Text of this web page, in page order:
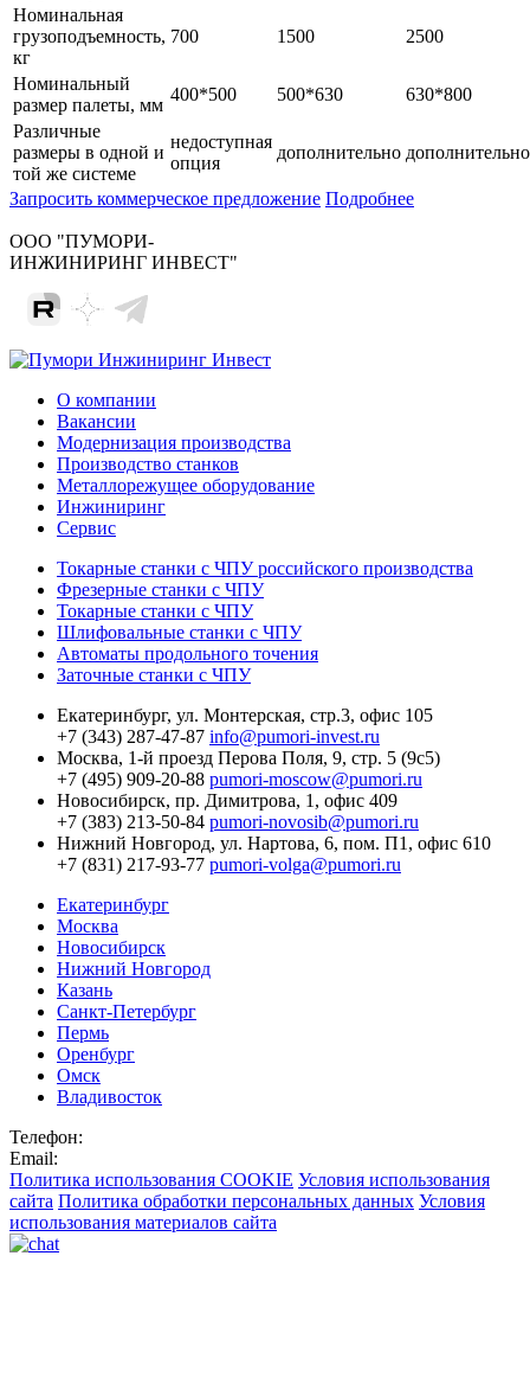
Номинальная
грузоподъемность,
кг
700 1500 2500
Номинальный
размер палеты, мм
400*500 500*630
630*800
Различные
размеры в одной и
той же системе
недоступная
опция
дополнительно дополнительно
Запросить коммерческое предложение Подробнее
ООО "ПУМОРИ-
ИНЖИНИРИНГ ИНВЕСТ"
О компании
Вакансии
Модернизация производства
Производство станков
Металлорежущее оборудование
Инжиниринг
Сервис
Токарные станки с ЧПУ российского производства
Фрезерные станки с ЧПУ
Токарные станки с ЧПУ
Шлифовальные станки с ЧПУ
Автоматы продольного точения
Заточные станки с ЧПУ
Екатеринбург, ул. Монтерская, стр.3, офис 105
+7 (343) 287-47-87 info@pumori-invest.ru
Москва, 1-й проезд Перова Поля, 9, стр. 5 (9с5)
+7 (495) 909-20-88 pumori-moscow@pumori.ru
Новосибирск, пр. Димитрова, 1, офис 409
+7 (383) 213-50-84 pumori-novosib@pumori.ru
Нижний Новгород, ул. Нартова, 6, пом. П1, офис 610
+7 (831) 217-93-77 pumori-volga@pumori.ru
Екатеринбург
Москва
Новосибирск
Нижний Новгород
Казань
Санкт-Петербург
Пермь
Оренбург
Омск
Владивосток
Телефон:
Email:
Политика использования COOKIE Условия использования
сайта Политика обработки персональных данных Условия
использования материалов сайта